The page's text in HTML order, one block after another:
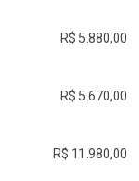
R$ 5.880,00
R$ 5.670,00
R$ 11.980,00